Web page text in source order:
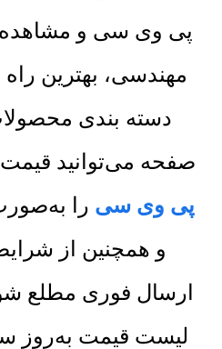
پی وی سی و
مهندسی، بهترین
دسته بندی
صفحه می‌توانید قیمت
پی وی سی را
و همچنین از
ارسال فوری مطلع
لیست قیمت به‌روز